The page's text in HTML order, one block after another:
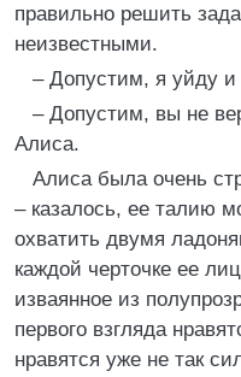
правильно решить
неизвестными.
– Допустим, я уйду и
– Допустим, вы не
Алиса.
Алиса была очень
– казалось, ее талию
охватить двумя
каждой черточке ее
изваянное из
первого взгляда
нравятся уже не так